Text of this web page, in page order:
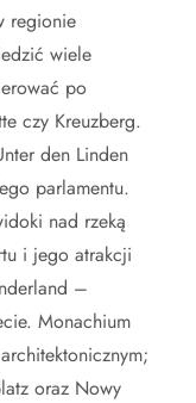
regionie
wiele
po
czy Kreuzberg.
den Linden
parlamentu.
nad rzeką
i jego atrakcji
–
Monachium
oraz Nowy